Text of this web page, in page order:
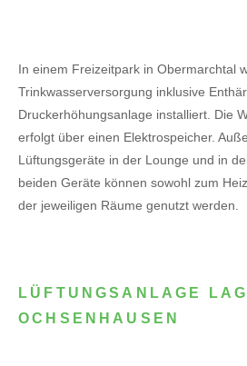
In einem Freizeitpark in Obermarchtal
Trinkwasserversorgung inklusive
Druckerhöhungsanlage installiert. Die
erfolgt über einen Elektrospeicher.
Lüftungsgeräte in der Lounge und in
beiden Geräte können sowohl zum
der jeweiligen Räume genutzt werden.
LÜFTUNGSANLAGE
OCHSENHAUSEN